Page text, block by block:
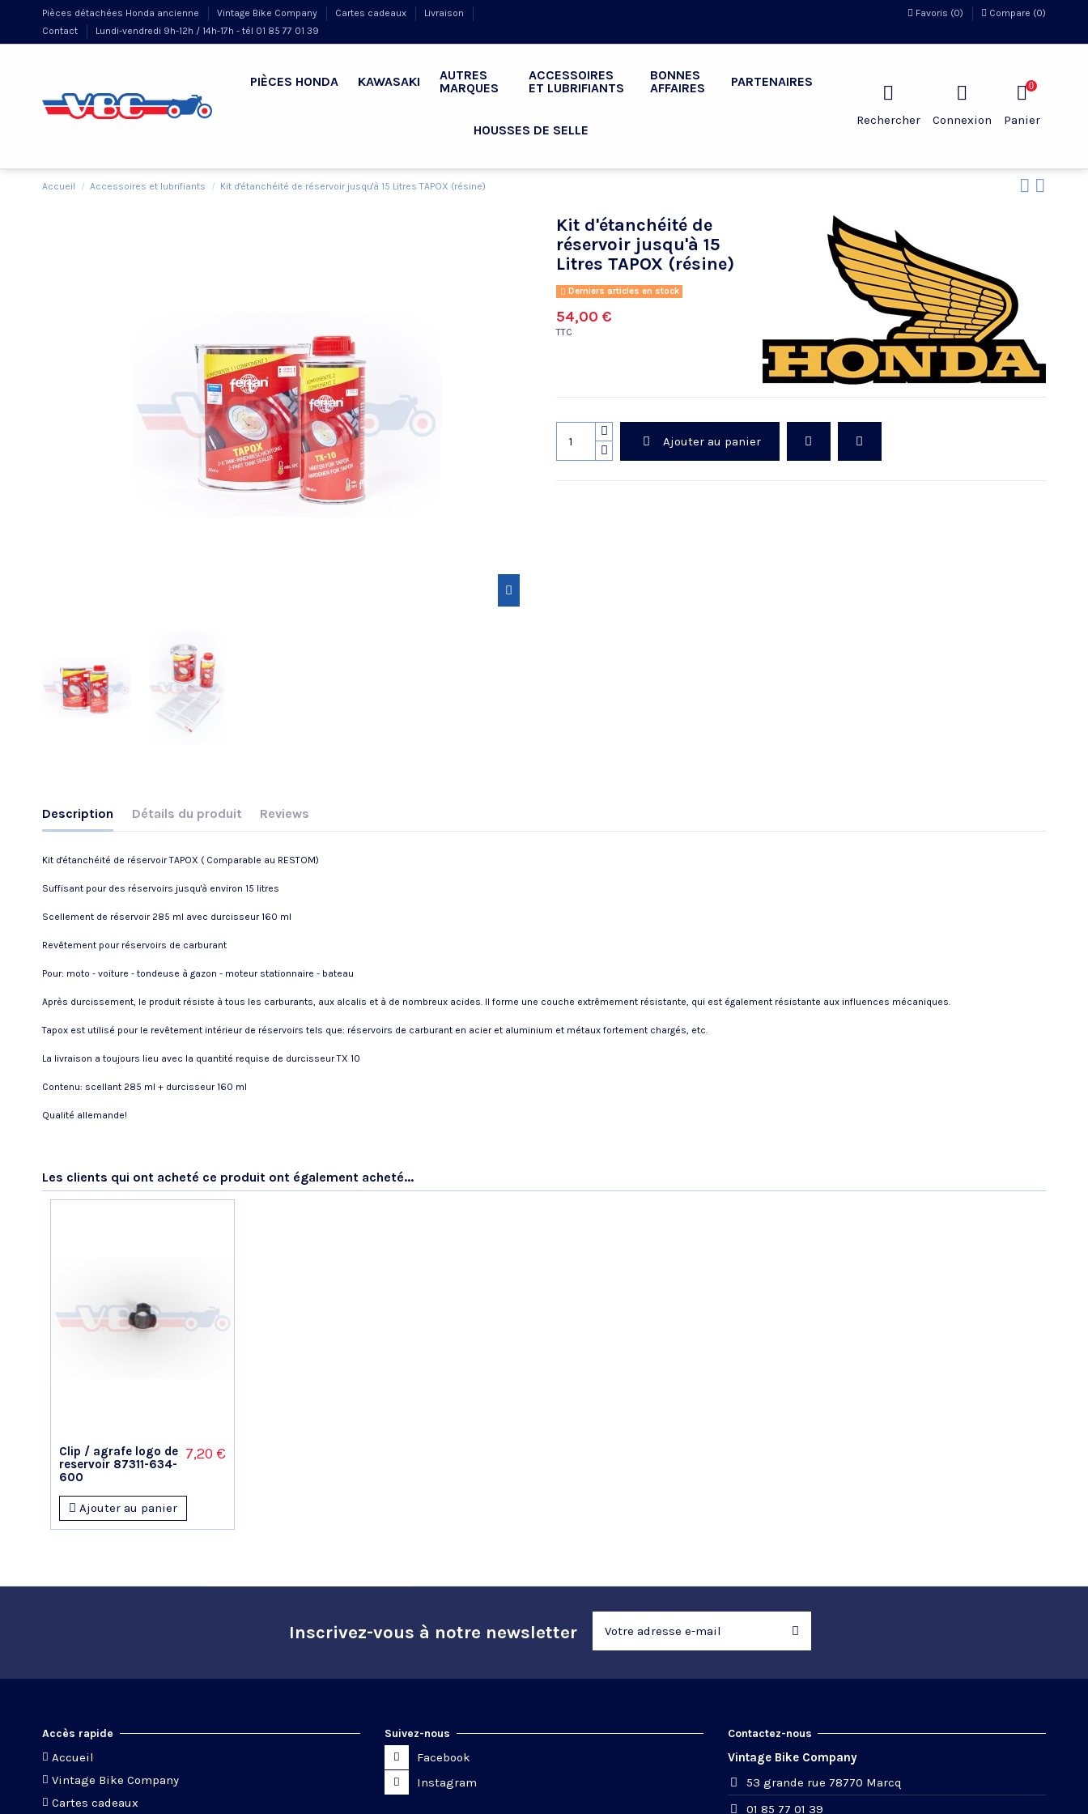
Pièces détachées Honda ancienne Vintage Bike Company Cartes cadeaux
Livraison
Contact
Lundi-vendredi 9h-12h / 14h-17h - tél 01 85 77 01 39
Favoris (0) Compare (0)
PIÈCES HONDA KAWASAKI
AUTRES
MARQUES
ACCESSOIRES
ET LUBRIFIANTS
BONNES
AFFAIRES
PARTENAIRES
HOUSSES DE SELLE
Rechercher Connexion
0
Panier
Accueil Accessoires et lubrifiants Kit d'étanchéité de réservoir jusqu'à 15 Litres TAPOX (résine)
Kit d'étanchéité de
réservoir jusqu'à 15
Litres TAPOX (résine)
Derniers articles en stock
54,00 €
TTC
Ajouter au panier
Description Détails du produit Reviews
Kit d'étanchéité de réservoir TAPOX ( Comparable au RESTOM)
Suffisant pour des réservoirs jusqu'à environ 15 litres
Scellement de réservoir 285 ml avec durcisseur 160 ml
Revêtement pour réservoirs de carburant
Pour: moto - voiture - tondeuse à gazon - moteur stationnaire - bateau
Après durcissement, le produit résiste à tous les carburants, aux alcalis et à de nombreux acides. Il forme une couche extrêmement résistante, qui est également résistante aux influences mécaniques.
Tapox est utilisé pour le revêtement intérieur de réservoirs tels que: réservoirs de carburant en acier et aluminium et métaux fortement chargés, etc.
La livraison a toujours lieu avec la quantité requise de durcisseur TX 10
Contenu: scellant 285 ml + durcisseur 160 ml
Qualité allemande!
Les clients qui ont acheté ce produit ont également acheté...
Clip / agrafe logo de
reservoir 87311-634-
600
7,20 €
Ajouter au panier
Inscrivez-vous à notre newsletter
Accès rapide
Accueil
Vintage Bike Company
Cartes cadeaux
Suivez-nous
Facebook
Instagram
Contactez-nous
Vintage Bike Company
53 grande rue 78770 Marcq
01 85 77 01 39